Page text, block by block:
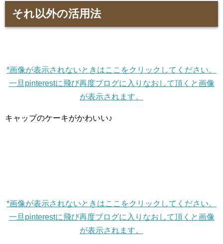
それ以外の活用法
*画像が表示されないときはここをクリックしてください。
一旦pinterestに飛び再度ブログに入りなおして頂くと画像
が表示されます。
キャップのケーキがかわいい♪
*画像が表示されないときはここをクリックしてください。
一旦pinterestに飛び再度ブログに入りなおして頂くと画像
が表示されます。